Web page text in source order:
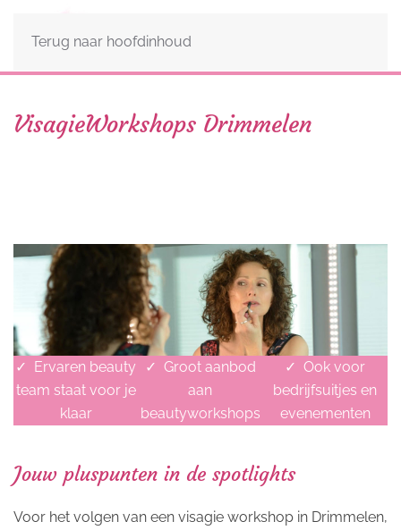
Terug naar hoofdinhoud
VisagieWorkshops Drimmelen
✓ Ervaren beauty
team staat voor je
klaar
✓ Groot aanbod
aan
beautyworkshops
✓ Ook voor
bedrijfsuitjes en
evenementen
Jouw pluspunten in de spotlights
Voor het volgen van een visagie workshop in Drimmelen,